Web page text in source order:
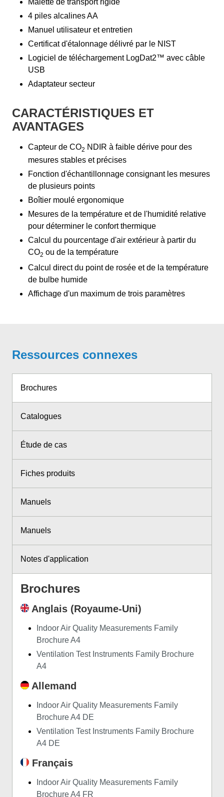
Malette de transport rigide
4 piles alcalines AA
Manuel utilisateur et entretien
Certificat d'étalonnage délivré par le NIST
Logiciel de téléchargement LogDat2™ avec câble
USB
Adaptateur secteur
CARACTÉRISTIQUES ET
AVANTAGES
Capteur de CO2 NDIR à faible dérive pour des
mesures stables et précises
Fonction d'échantillonnage consignant les mesures
de plusieurs points
Boîtier moulé ergonomique
Mesures de la température et de l'humidité relative
pour déterminer le confort thermique
Calcul du pourcentage d'air extérieur à partir du
CO2 ou de la température
Calcul direct du point de rosée et de la température
de bulbe humide
Affichage d'un maximum de trois paramètres
Ressources connexes
Brochures
Catalogues
Étude de cas
Fiches produits
Manuels
Manuels
Notes d'application
Brochures
Anglais (Royaume-Uni)
Indoor Air Quality Measurements Family
Brochure A4
Ventilation Test Instruments Family Brochure
A4
Allemand
Indoor Air Quality Measurements Family
Brochure A4 DE
Ventilation Test Instruments Family Brochure
A4 DE
Français
Indoor Air Quality Measurements Family
Brochure A4 FR